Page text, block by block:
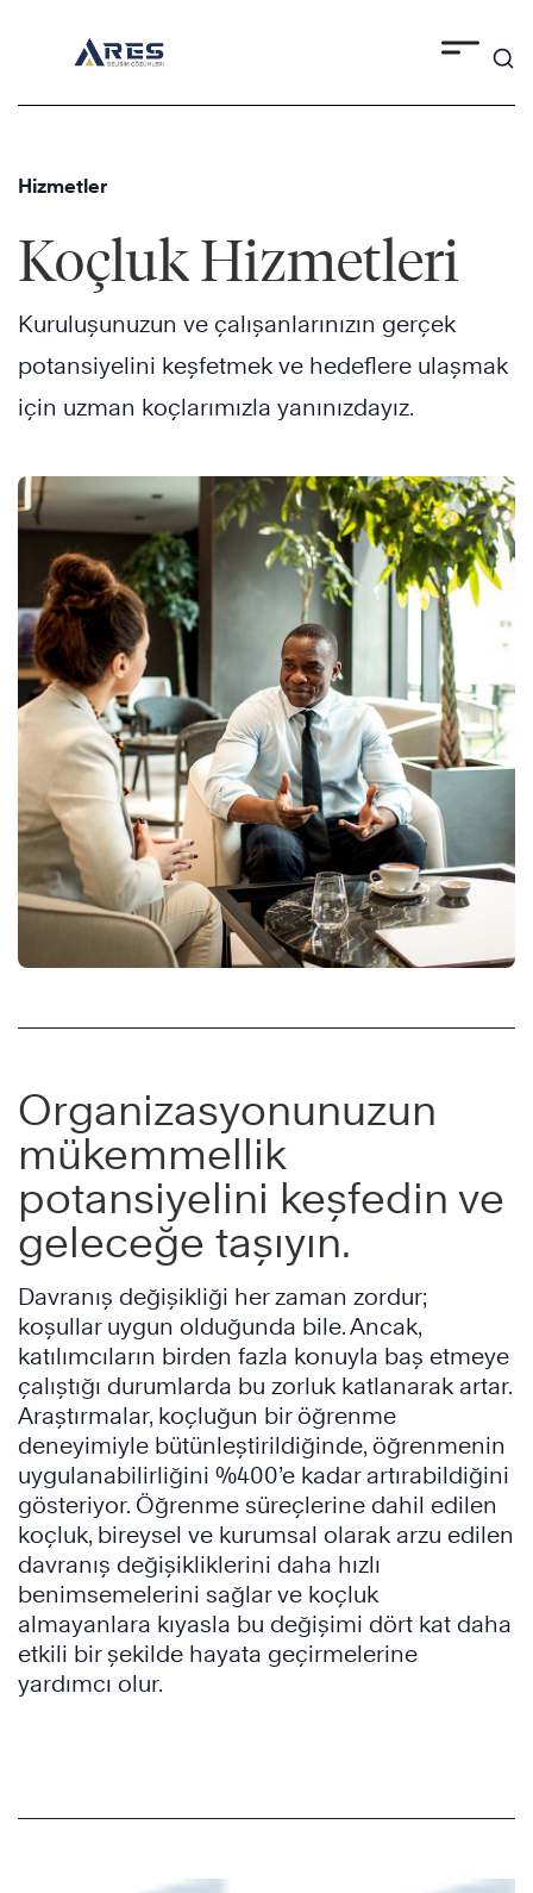
content
Hizmetler
Koçluk Hizmetleri
Kuruluşunuzun ve çalışanlarınızın gerçek
potansiyelini keşfetmek ve hedeflere ulaşmak
için uzman koçlarımızla yanınızdayız.
Organizasyonunuzun
mükemmellik
potansiyelini keşfedin ve
geleceğe taşıyın.
Davranış değişikliği her zaman zordur;
koşullar uygun olduğunda bile. Ancak,
katılımcıların birden fazla konuyla baş etmeye
çalıştığı durumlarda bu zorluk katlanarak artar.
Araştırmalar, koçluğun bir öğrenme
deneyimiyle bütünleştirildiğinde, öğrenmenin
uygulanabilirliğini %400’e kadar artırabildiğini
gösteriyor. Öğrenme süreçlerine dahil edilen
koçluk, bireysel ve kurumsal olarak arzu edilen
davranış değişikliklerini daha hızlı
benimsemelerini sağlar ve koçluk
almayanlara kıyasla bu değişimi dört kat daha
etkili bir şekilde hayata geçirmelerine
yardımcı olur.